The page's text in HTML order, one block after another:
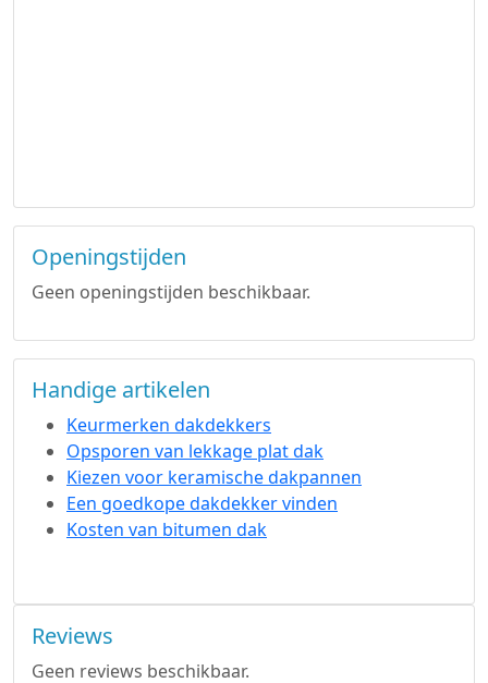
Openingstijden
Geen openingstijden beschikbaar.
Handige artikelen
Keurmerken dakdekkers
Opsporen van lekkage plat dak
Kiezen voor keramische dakpannen
Een goedkope dakdekker vinden
Kosten van bitumen dak
Reviews
Geen reviews beschikbaar.